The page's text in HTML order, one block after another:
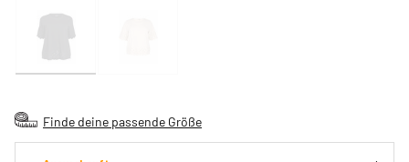
Finde deine passende Größe